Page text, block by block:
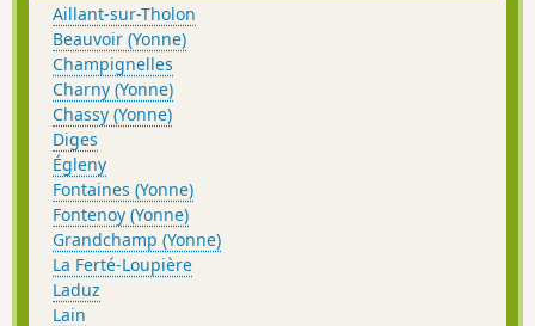
Aillant-sur-Tholon
Beauvoir (Yonne)
Champignelles
Charny (Yonne)
Chassy (Yonne)
Diges
Égleny
Fontaines (Yonne)
Fontenoy (Yonne)
Grandchamp (Yonne)
La Ferté-Loupière
Laduz
Lain